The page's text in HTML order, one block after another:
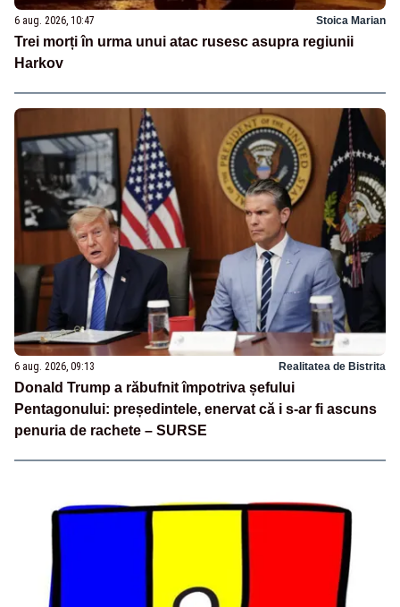
6 aug. 2026, 10:47 Stoica Marian
Trei morți în urma unui atac rusesc asupra regiunii
Harkov
6 aug. 2026, 09:13 Realitatea de Bistrita
Donald Trump a răbufnit împotriva șefului
Pentagonului: președintele, enervat că i s-ar fi ascuns
penuria de rachete – SURSE